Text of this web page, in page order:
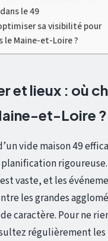
le 49
sa visibilité pour
le Maine-et-Loire ?
et lieux : où
et-Loire ?
vide maison 49
vaste, et les
les grandes
caractère. Pour ne
régulièrement les